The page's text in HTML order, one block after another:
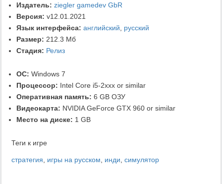
Издатель: ziegler gamedev GbR
Версия: v12.01.2021
Язык интерфейса: английский
русский
Размер: 212.3 Мб
Стадия: Релиз
ОС: Windows 7
Процессор: Intel Core i5-2xxx or similar
Оперативная память: 6 GB ОЗУ
Видеокарта: NVIDIA GeForce GTX 960 or similar
Место на диске: 1 GB
Теги к игре
стратегия игры на русском инди симулятор